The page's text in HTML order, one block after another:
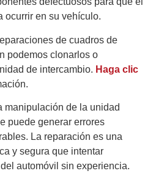
ocurrir en su vehículo.
de cuadros de
podemos clonarlos o
de intercambio. Haga clic
manipulación de la unidad
puede generar errores
La reparación es una
y segura que intentar
automóvil sin experiencia.